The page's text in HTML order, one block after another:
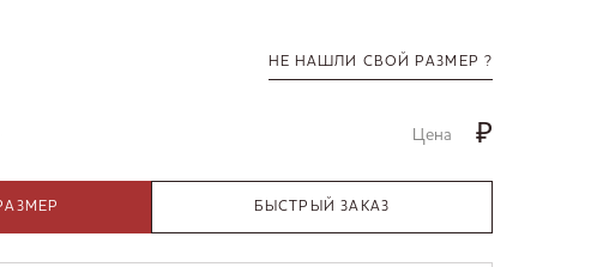
НЕ НАШЛИ СВОЙ РАЗМЕР ?
Цена ₽
БЫСТРЫЙ ЗАКАЗ